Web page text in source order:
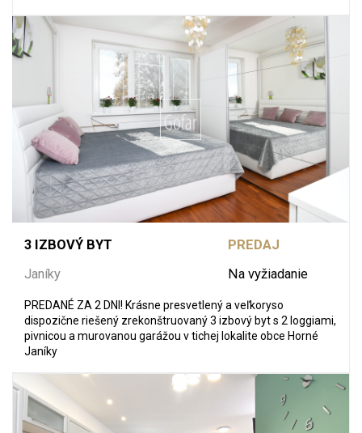
3 IZBOVÝ BYT
Janíky
PREDAJ
Na vyžiadanie
PREDANÉ ZA 2 DNI! Krásne presvetlený a veľkoryso
dispozične riešený zrekonštruovaný 3 izbový byt s 2 loggiami,
pivnicou a murovanou garážou v tichej lokalite obce Horné
Janíky